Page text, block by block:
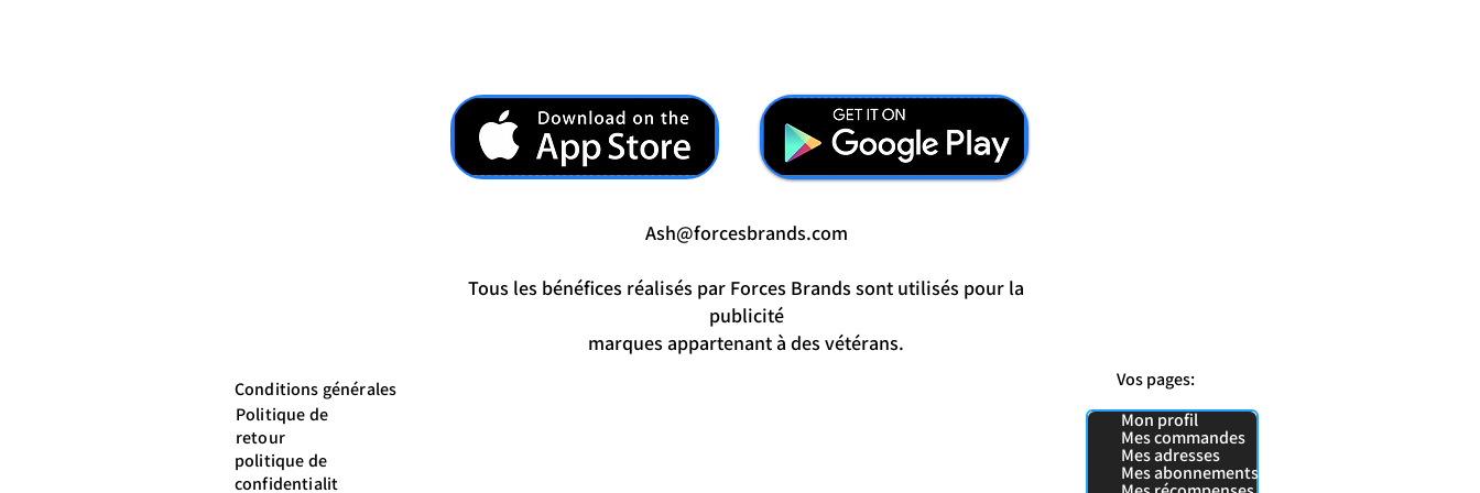
Ash@forcesbrands.com
Tous les bénéfices réalisés par Forces Brands sont utilisés pour la
publicité
marques appartenant à des vétérans.
Conditions générales
Politique de
retour
politique de
confidentialit
Vos pages:
Mon profil
Mes commandes
Mes adresses
Mes abonnements